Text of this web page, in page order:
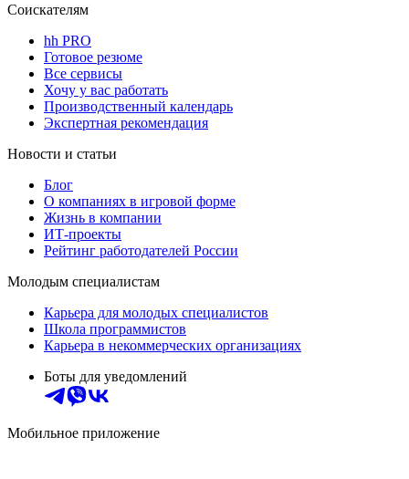
Соискателям
hh PRO
Готовое резюме
Все сервисы
Хочу у вас работать
Производственный календарь
Экспертная рекомендация
Новости и статьи
Блог
О компаниях в игровой форме
Жизнь в компании
ИТ-проекты
Рейтинг работодателей России
Молодым специалистам
Карьера для молодых специалистов
Школа программистов
Карьера в некоммерческих организациях
Боты для уведомлений
Мобильное приложение